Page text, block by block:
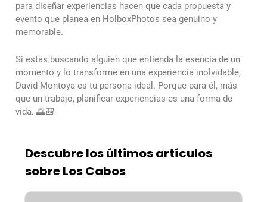
para diseñar experiencias hacen que cada propuesta y
evento que planea en HolboxPhotos sea genuino y
memorable.
Si estás buscando alguien que entienda la esencia de un
momento y lo transforme en una experiencia inolvidable,
David Montoya es tu persona ideal. Porque para él, más
que un trabajo, planificar experiencias es una forma de
vida. 🌅🎒
Descubre los últimos artículos
sobre Los Cabos